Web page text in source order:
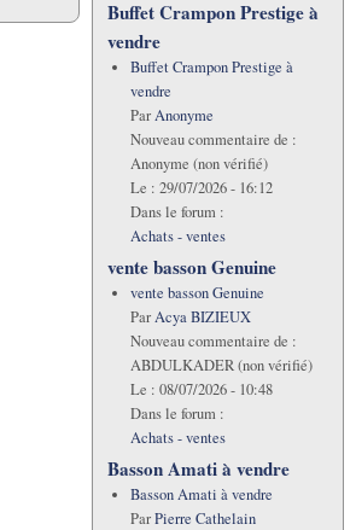
Buffet Crampon Prestige à
vendre
Buffet Crampon Prestige à
vendre
ParAnonyme
Nouveau commentaire de :
Anonyme (non vérifié)
Le : 29/07/2026 - 16:12
Dans le forum :
Achats - ventes
vente basson Genuine
vente basson Genuine
ParAcya BIZIEUX
Nouveau commentaire de :
ABDULKADER (non vérifié)
Le : 08/07/2026 - 10:48
Dans le forum :
Achats - ventes
Basson Amati à vendre
Basson Amati à vendre
ParPierre Cathelain